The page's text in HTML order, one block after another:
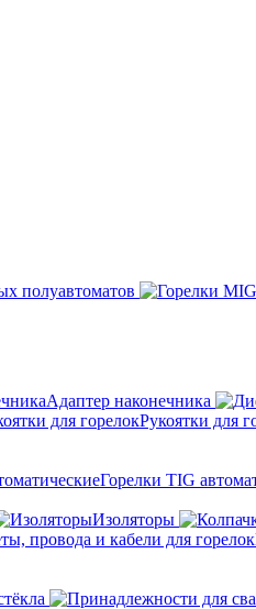
полуавтоматов
Адаптер наконечника
Рукоятки для
Горелки TIG
Изоляторы